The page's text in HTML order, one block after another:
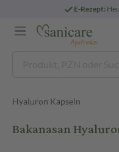
E-Rezept:
Hyaluron Kapseln
Bakanasan